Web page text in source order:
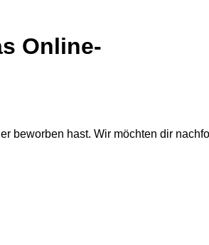
Online-
beworben hast. Wir möchten dir